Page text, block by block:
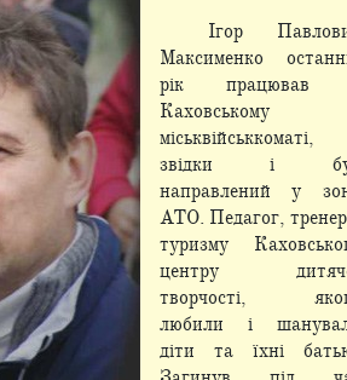
Ігор
Максименко
рік працював
Каховському
міськвійськкоматі,
звідки і
направлений у
АТО. Педагог,
туризму
центру
творчості,
любили і
діти та їхні